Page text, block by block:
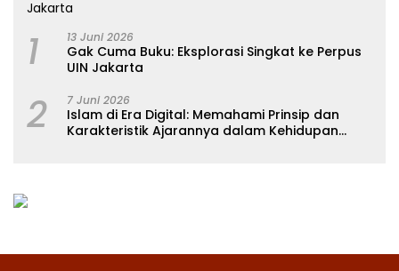
1 13 Juni 2026
Gak Cuma Buku: Eksplorasi Singkat ke Perpus
UIN Jakarta
2 7 Juni 2026
Islam di Era Digital: Memahami Prinsip dan
Karakteristik Ajarannya dalam Kehidupan